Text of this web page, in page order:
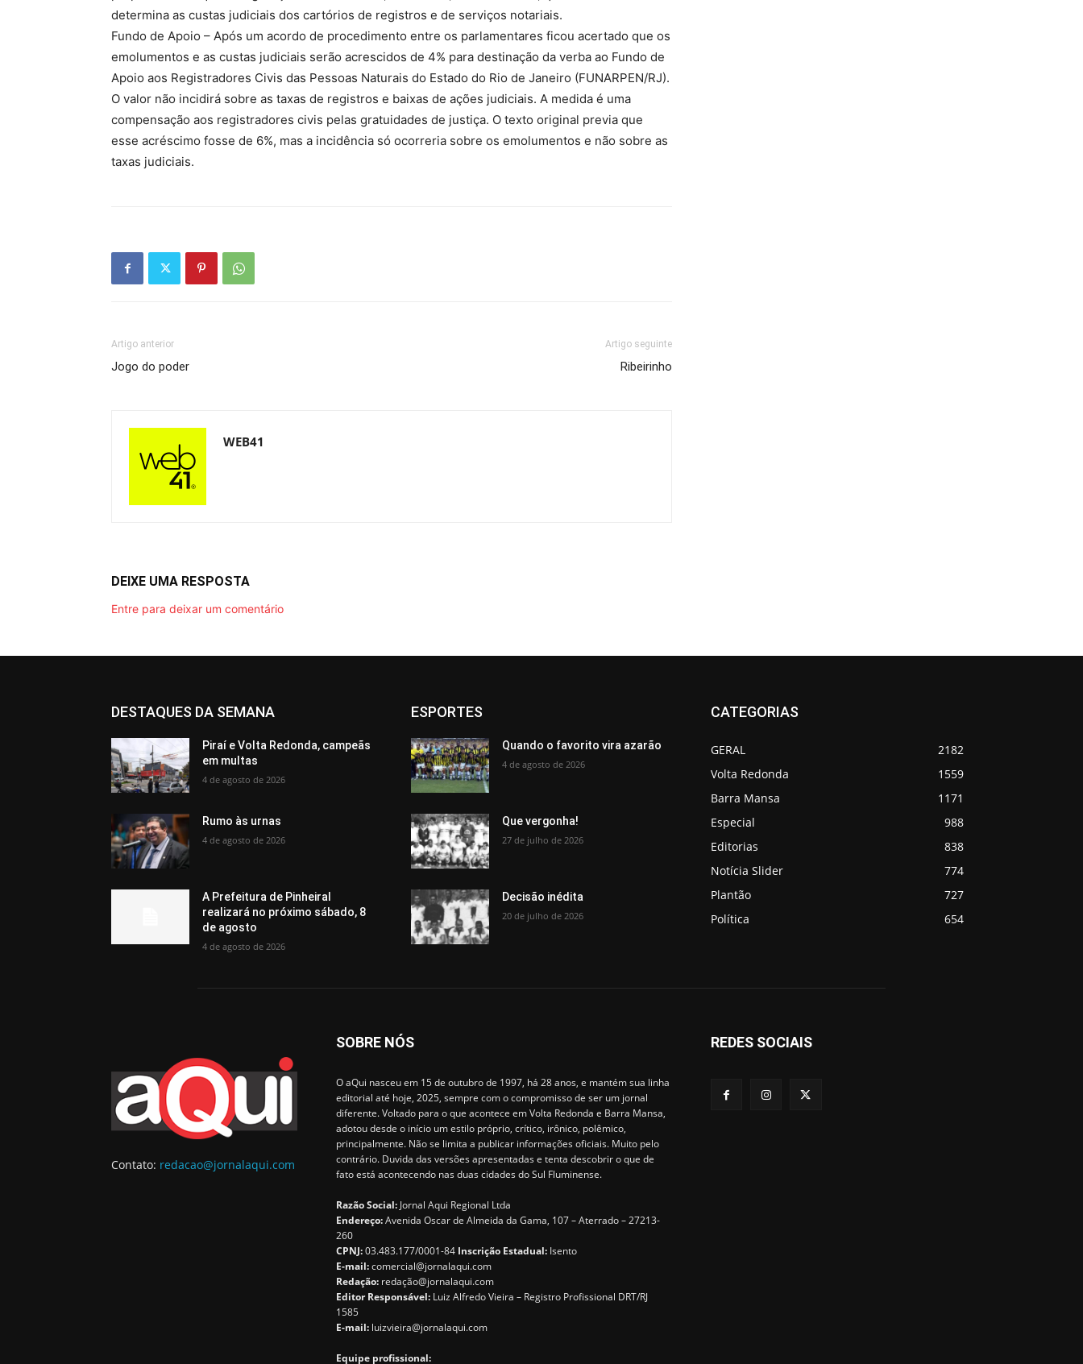
determina as custas judiciais dos cartórios de registros e de serviços notariais.
Fundo de Apoio – Após um acordo de procedimento entre os parlamentares ficou acertado que os
emolumentos e as custas judiciais serão acrescidos de 4% para destinação da verba ao Fundo de
Apoio aos Registradores Civis das Pessoas Naturais do Estado do Rio de Janeiro (FUNARPEN/RJ).
O valor não incidirá sobre as taxas de registros e baixas de ações judiciais. A medida é uma
compensação aos registradores civis pelas gratuidades de justiça. O texto original previa que
esse acréscimo fosse de 6%, mas a incidência só ocorreria sobre os emolumentos e não sobre as
taxas judiciais.
Artigo anterior
Jogo do poder
Artigo seguinte
Ribeirinho
WEB41
DEIXE UMA RESPOSTA
Entre para deixar um comentário
DESTAQUES DA SEMANA
Piraí e Volta Redonda, campeãs
em multas
4 de agosto de 2026
Rumo às urnas
4 de agosto de 2026
A Prefeitura de Pinheiral
realizará no próximo sábado, 8
de agosto
4 de agosto de 2026
ESPORTES
Quando o favorito vira azarão
4 de agosto de 2026
Que vergonha!
27 de julho de 2026
Decisão inédita
20 de julho de 2026
CATEGORIAS
GERAL
2182
Volta Redonda
1559
Barra Mansa
1171
Especial
988
Editorias
838
Notícia Slider
774
Plantão
727
Política
654
Contato: redacao@jornalaqui.com
SOBRE NÓS
O aQui nasceu em 15 de outubro de 1997, há 28 anos, e mantém sua linha
editorial até hoje, 2025, sempre com o compromisso de ser um jornal
diferente. Voltado para o que acontece em Volta Redonda e Barra Mansa,
adotou desde o início um estilo próprio, crítico, irônico, polêmico,
principalmente. Não se limita a publicar informações oficiais. Muito pelo
contrário. Duvida das versões apresentadas e tenta descobrir o que de
fato está acontecendo nas duas cidades do Sul Fluminense.
Razão Social: Jornal Aqui Regional Ltda
Endereço:Avenida Oscar de Almeida da Gama, 107 – Aterrado – 27213-
260
CPNJ:03.483.177/0001-84 Inscrição Estadual: Isento
E-mail:comercial@jornalaqui.com
Redação: redação@jornalaqui.com
Editor Responsável: Luiz Alfredo Vieira – Registro Profissional DRT/RJ
1585
E-mail: luizvieira@jornalaqui.com
Equipe profissional:
REDES SOCIAIS